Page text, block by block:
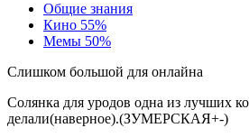
Общие знания
Кино 55%
Мемы 50%
Слишком большой для онлайна
Солянка для уродов одна из лучших
делали(наверное).(ЗУМЕРСКАЯ+-)